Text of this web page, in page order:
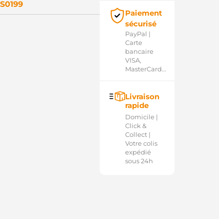
Paiement
sécurisé
PayPal |
Carte
bancaire
VISA,
MasterCard...
Livraison
rapide
Domicile |
Click &
Collect |
Votre colis
expédié
sous 24h